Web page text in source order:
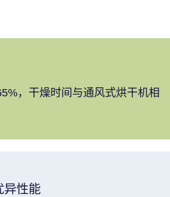
，干燥时间与通风式烘干机相
异性能